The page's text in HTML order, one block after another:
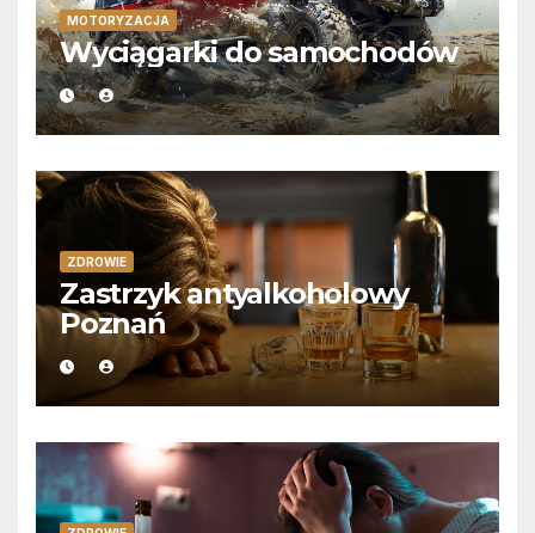
MOTORYZACJA
Wyciągarki do samochodów
ZDROWIE
Zastrzyk antyalkoholowy
Poznań